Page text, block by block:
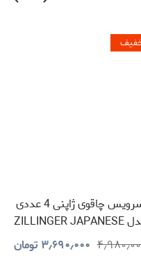
سرویس چاقوی ژاپنی 4 عددی
مدل ZILLINGER JAPANESE
KNIVES
۳٫۶۹۰٫۰۰۰ تومان